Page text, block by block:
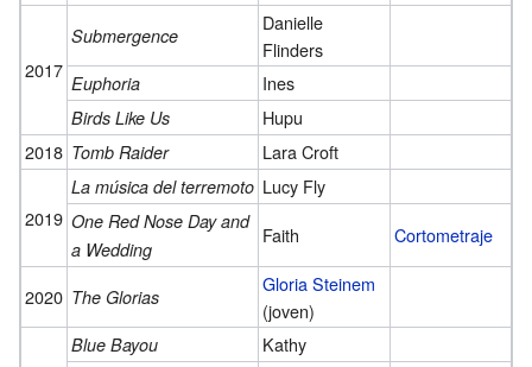
2017
Submergence
Danielle
Flinders
Euphoria Ines
Birds Like Us
Hupu
2018 Tomb Raider Lara Croft
2019
La música del terremoto Lucy Fly
One Red Nose Day and
a Wedding
Faith Cortometraje
2020 The Glorias
Gloria Steinem
(joven)
Blue Bayou Kathy